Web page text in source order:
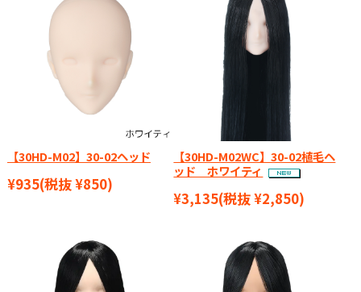
【30HD-M02】30-02ヘッド
¥935(税抜 ¥850)
【30HD-M02WC】30-02植毛ヘ
ッド ホワイティ
¥3,135(税抜 ¥2,850)